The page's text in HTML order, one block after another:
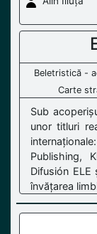
Beletristică -
Carte
Sub
unor titluri
Publishing,
Difusión ELE
învățarea